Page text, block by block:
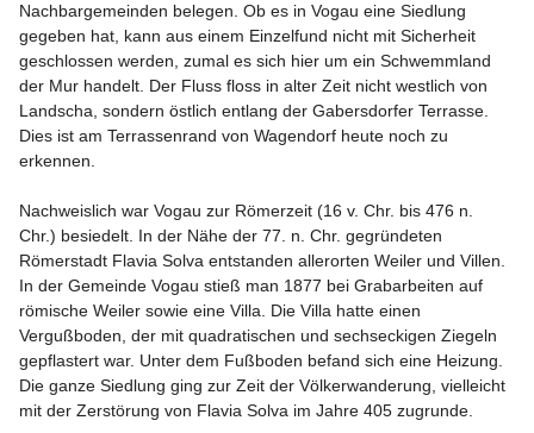
Nachbargemeinden belegen. Ob es in Vogau eine Siedlung
gegeben hat, kann aus einem Einzelfund nicht mit Sicherheit
geschlossen werden, zumal es sich hier um ein Schwemmland
der Mur handelt. Der Fluss floss in alter Zeit nicht westlich von
Landscha, sondern östlich entlang der Gabersdorfer Terrasse.
Dies ist am Terrassenrand von Wagendorf heute noch zu
erkennen.
Nachweislich war Vogau zur Römerzeit (16 v. Chr. bis 476 n.
Chr.) besiedelt. In der Nähe der 77. n. Chr. gegründeten
Römerstadt Flavia Solva entstanden allerorten Weiler und Villen.
In der Gemeinde Vogau stieß man 1877 bei Grabarbeiten auf
römische Weiler sowie eine Villa. Die Villa hatte einen
Vergußboden, der mit quadratischen und sechseckigen Ziegeln
gepflastert war. Unter dem Fußboden befand sich eine Heizung.
Die ganze Siedlung ging zur Zeit der Völkerwanderung, vielleicht
mit der Zerstörung von Flavia Solva im Jahre 405 zugrunde.